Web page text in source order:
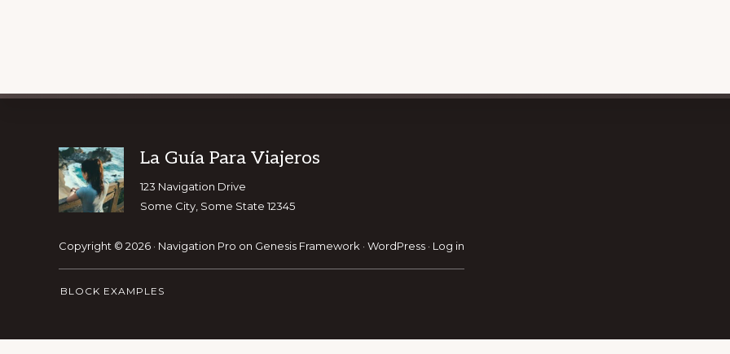
Explore
more
GET OUR TRAVEL GUIDE
Footer
La Guía Para Viajeros
123 Navigation Drive
Some City, Some State 12345
Copyright © 2026 · Navigation Pro on Genesis Framework · WordPress · Log in
BLOCK EXAMPLES